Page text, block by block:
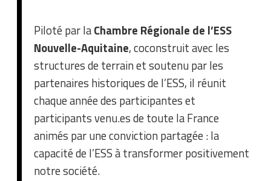
Piloté par laChambre Régionale de l’ESS
Nouvelle-Aquitaine, coconstruit avec les
structures de terrain et soutenu par les
partenaires historiques de l’ESS, il réunit
chaque année des participantes et
participants venu.es de toute la France
animés par une conviction partagée : la
capacité de l’ESS à transformer positivement
notre société.